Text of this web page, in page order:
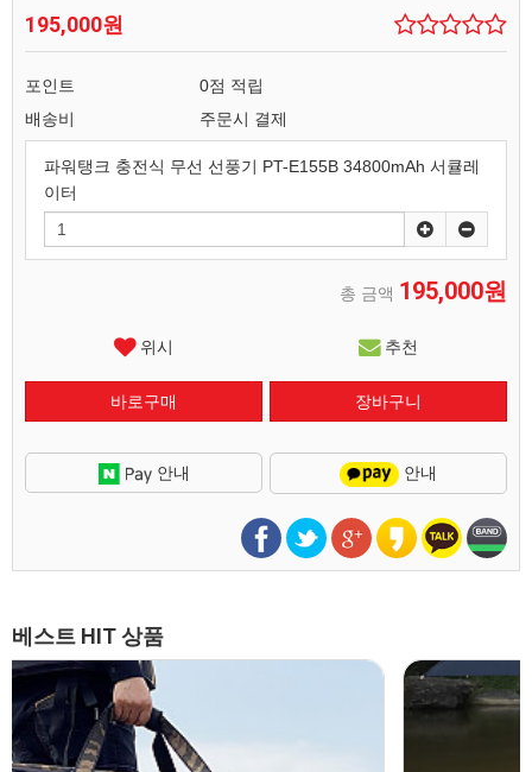
195,000원
포인트
0점 적립
배송비
주문시 결제
파워탱크 충전식 무선 선풍기 PT-E155B 34800mAh 서큘레
이터
총 금액 195,000원
위시 추천
안내 안내
베스트 HIT 상품